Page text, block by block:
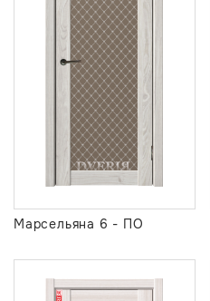
Марсельяна 6 - ПО